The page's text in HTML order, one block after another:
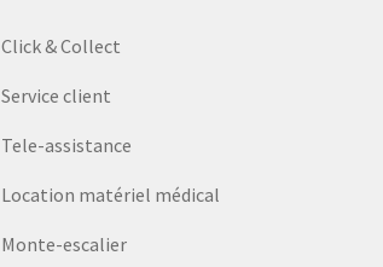
Click & Collect
Service client
Tele-assistance
Location matériel médical
Monte-escalier